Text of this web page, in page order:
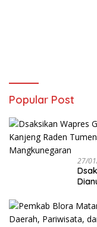
Popular Post
27/